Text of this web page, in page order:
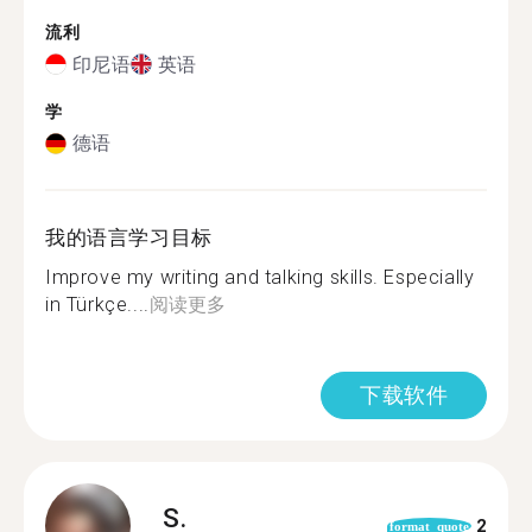
流利
印尼语 英语
学
德语
我的语言学习目标
Improve my writing and talking skills. Especially
in Türkçe....阅读更多
下载软件
S. format_quote 2